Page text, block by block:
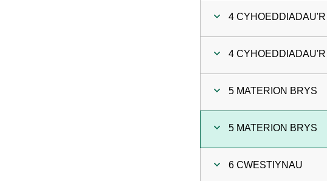
4
4
5 MATERION BRYS
5 MATERION BRYS
6 CWESTIYNAU